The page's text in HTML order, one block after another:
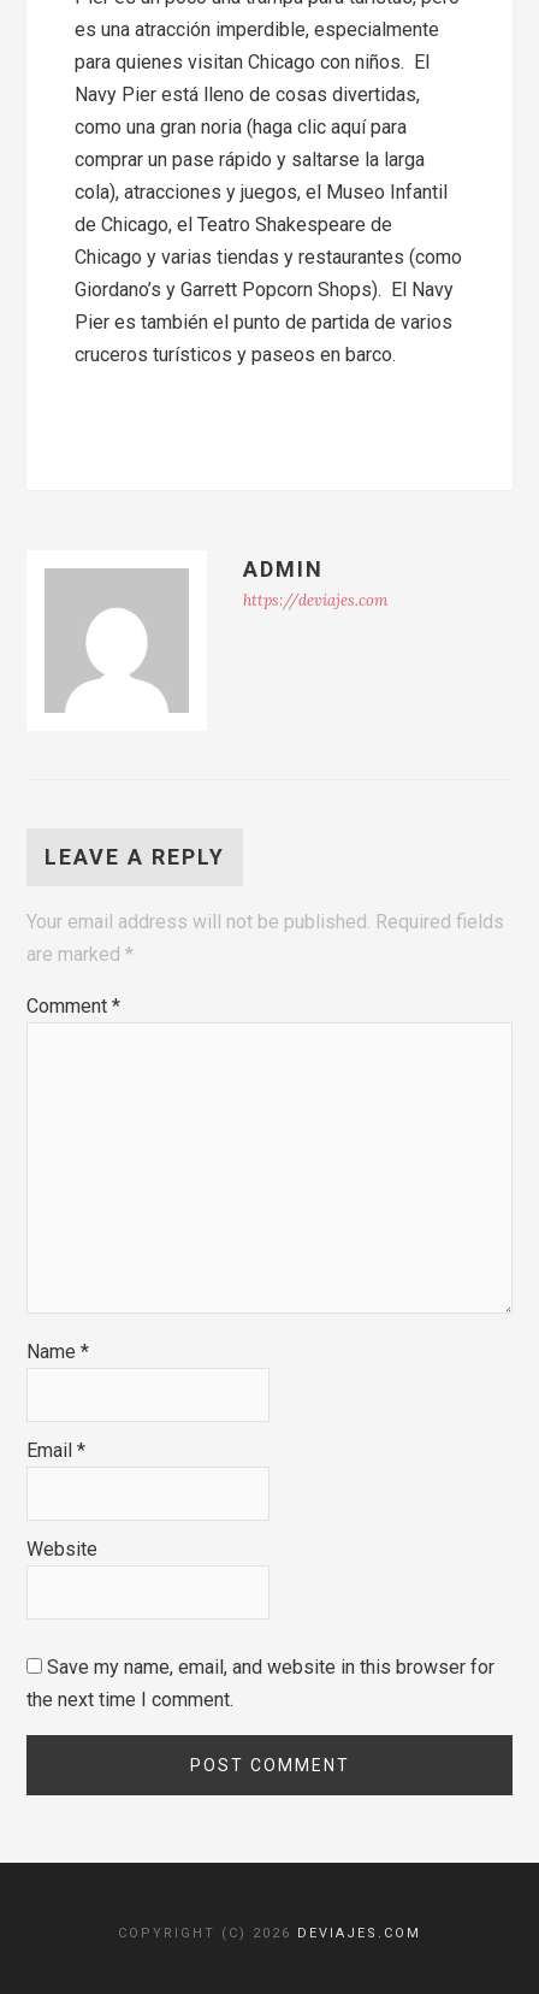
es una atracción imperdible, especialmente
para quienes visitan Chicago con niños. El
Navy Pier está lleno de cosas divertidas,
como una gran noria (haga clic aquí para
comprar un pase rápido y saltarse la larga
cola), atracciones y juegos, el Museo Infantil
de Chicago, el Teatro Shakespeare de
Chicago y varias tiendas y restaurantes (como
Giordano’s y Garrett Popcorn Shops). El Navy
Pier es también el punto de partida de varios
cruceros turísticos y paseos en barco.
ADMIN
https://deviajes.com
LEAVE A REPLY
Your email address will not be published. Required fields
are marked*
Comment*
Name*
Email*
Website
Save my name, email, and website in this browser for
the next time I comment.
COPYRIGHT (C) 2026 DEVIAJES.COM